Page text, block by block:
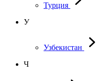
Турция
У
Узбекистан
Ч